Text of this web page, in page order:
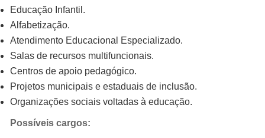
Educação Infantil.
Alfabetização.
Atendimento Educacional Especializado.
Salas de recursos multifuncionais.
Centros de apoio pedagógico.
Projetos municipais e estaduais de inclusão.
Organizações sociais voltadas à educação.
Possíveis cargos: